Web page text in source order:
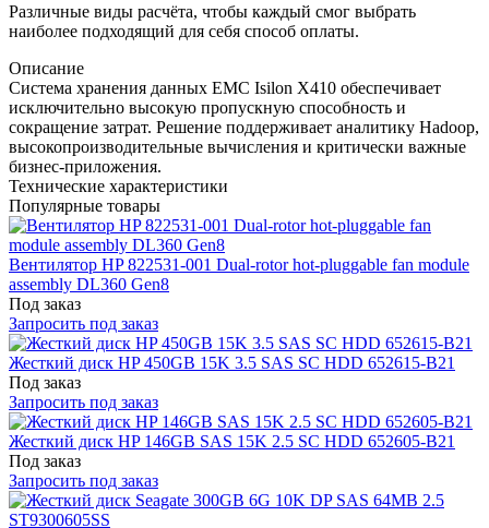
Различные виды расчёта, чтобы каждый смог выбрать
наиболее подходящий для себя способ оплаты.
Описание
Система хранения данных EMC Isilon X410 обеспечивает
исключительно высокую пропускную способность и
сокращение затрат. Решение поддерживает аналитику Hadoop,
высокопроизводительные вычисления и критически важные
бизнес-приложения.
Технические характеристики
Популярные товары
Вентилятор HP 822531-001 Dual-rotor hot-pluggable fan module
assembly DL360 Gen8
Под заказ
Запросить под заказ
Жесткий диск HP 450GB 15K 3.5 SAS SC HDD 652615-B21
Под заказ
Запросить под заказ
Жесткий диск HP 146GB SAS 15K 2.5 SC HDD 652605-B21
Под заказ
Запросить под заказ